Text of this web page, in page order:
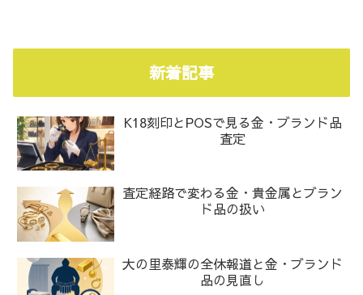
新着記事
K18刻印とPOSで見る金・ブランド品
査定
査定経路で変わる金・貴金属とブラン
ド品の扱い
大の里泰輝の全休報道と金・ブランド
品の見直し